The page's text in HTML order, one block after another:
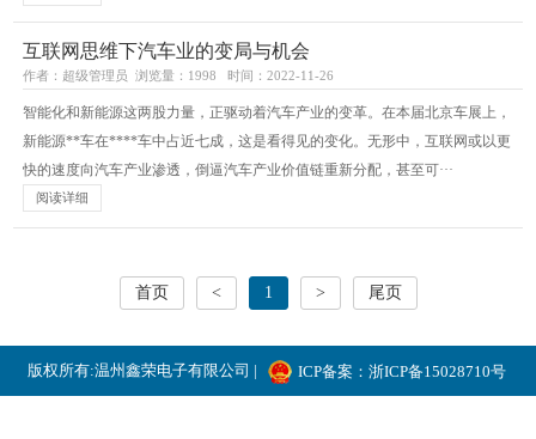
互联网思维下汽车业的变局与机会
作者：超级管理员 浏览量：1998 时间：2022-11-26
智能化和新能源这两股力量，正驱动着汽车产业的变革。在本届北京车展上，
新能源**车在****车中占近七成，这是看得见的变化。无形中，互联网或以更
快的速度向汽车产业渗透，倒逼汽车产业价值链重新分配，甚至可···
阅读详细
首页 < 1 > 尾页
版权所有:温州鑫荣电子有限公司 | ICP备案：浙ICP备15028710号